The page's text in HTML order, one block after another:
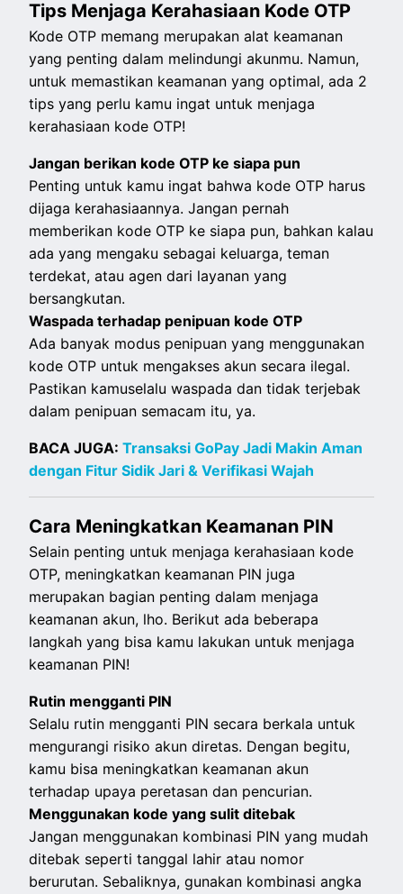
Tips Menjaga Kerahasiaan Kode OTP
Kode OTP memang merupakan alat keamanan
yang penting dalam melindungi akunmu. Namun,
untuk memastikan keamanan yang optimal, ada 2
tips yang perlu kamu ingat untuk menjaga
kerahasiaan kode OTP!
Jangan berikan kode OTP ke siapa pun
Penting untuk kamu ingat bahwa kode OTP harus
dijaga kerahasiaannya. Jangan pernah
memberikan kode OTP ke siapa pun, bahkan kalau
ada yang mengaku sebagai keluarga, teman
terdekat, atau agen dari layanan yang
bersangkutan.
Waspada terhadap penipuan kode OTP
Ada banyak modus penipuan yang menggunakan
kode OTP untuk mengakses akun secara ilegal.
Pastikan kamuselalu waspada dan tidak terjebak
dalam penipuan semacam itu, ya.
BACA JUGA:Transaksi GoPay Jadi Makin Aman
dengan Fitur Sidik Jari & Verifikasi Wajah
Cara Meningkatkan Keamanan PIN
Selain penting untuk menjaga kerahasiaan kode
OTP, meningkatkan keamanan PIN juga
merupakan bagian penting dalam menjaga
keamanan akun, lho. Berikut ada beberapa
langkah yang bisa kamu lakukan untuk menjaga
keamanan PIN!
Rutin mengganti PIN
Selalu rutin mengganti PIN secara berkala untuk
mengurangi risiko akun diretas. Dengan begitu,
kamu bisa meningkatkan keamanan akun
terhadap upaya peretasan dan pencurian.
Menggunakan kode yang sulit ditebak
Jangan menggunakan kombinasi PIN yang mudah
ditebak seperti tanggal lahir atau nomor
berurutan. Sebaliknya, gunakan kombinasi angka